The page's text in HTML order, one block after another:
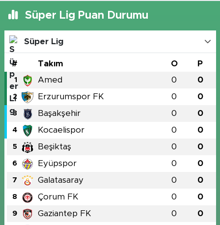
Süper Lig Puan Durumu
Süper Lig
# Takım O P
1 Amed 0 0
2 Erzurumspor FK 0 0
3 Başakşehir 0 0
4 Kocaelispor 0 0
5 Beşiktaş 0 0
6 Eyüpspor 0 0
7 Galatasaray 0 0
8 Çorum FK 0 0
9 Gaziantep FK 0 0